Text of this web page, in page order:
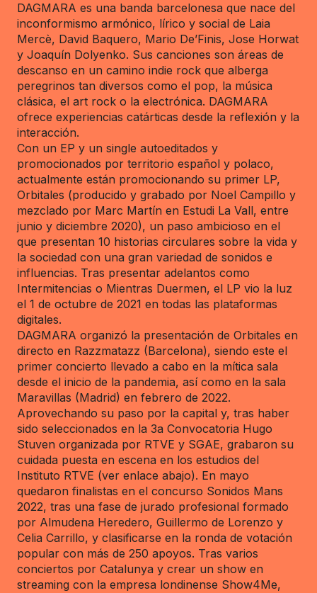
DAGMARA es una banda barcelonesa que nace del
inconformismo armónico, lírico y social de Laia
Mercè, David Baquero, Mario De’Finis, Jose Horwat
y Joaquín Dolyenko. Sus canciones son áreas de
descanso en un camino indie rock que alberga
peregrinos tan diversos como el pop, la música
clásica, el art rock o la electrónica. DAGMARA
ofrece experiencias catárticas desde la reflexión y la
interacción.
Con un EP y un single autoeditados y
promocionados por territorio español y polaco,
actualmente están promocionando su primer LP,
Orbitales (producido y grabado por Noel Campillo y
mezclado por Marc Martín en Estudi La Vall, entre
junio y diciembre 2020), un paso ambicioso en el
que presentan 10 historias circulares sobre la vida y
la sociedad con una gran variedad de sonidos e
influencias. Tras presentar adelantos como
Intermitencias o Mientras Duermen, el LP vio la luz
el 1 de octubre de 2021 en todas las plataformas
digitales.
DAGMARA organizó la presentación de Orbitales en
directo en Razzmatazz (Barcelona), siendo este el
primer concierto llevado a cabo en la mítica sala
desde el inicio de la pandemia, así como en la sala
Maravillas (Madrid) en febrero de 2022.
Aprovechando su paso por la capital y, tras haber
sido seleccionados en la 3a Convocatoria Hugo
Stuven organizada por RTVE y SGAE, grabaron su
cuidada puesta en escena en los estudios del
Instituto RTVE (ver enlace abajo). En mayo
quedaron finalistas en el concurso Sonidos Mans
2022, tras una fase de jurado profesional formado
por Almudena Heredero, Guillermo de Lorenzo y
Celia Carrillo, y clasificarse en la ronda de votación
popular con más de 250 apoyos. Tras varios
conciertos por Catalunya y crear un show en
streaming con la empresa londinense Show4Me,